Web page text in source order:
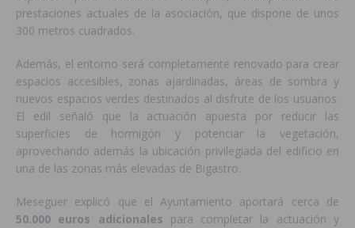
prestaciones actuales de la asociación, que dispone de unos
300 metros cuadrados.
Además, el entorno será completamente renovado para crear
espacios accesibles, zonas ajardinadas, áreas de sombra y
nuevos espacios verdes destinados al disfrute de los usuarios.
El edil señaló que la actuación apuesta por reducir las
superficies de hormigón y potenciar la vegetación,
aprovechando además la ubicación privilegiada del edificio en
una de las zonas más elevadas de Bigastro.
Meseguer explicó que el Ayuntamiento aportará cerca de
50.000 euros adicionales para completar la actuación y